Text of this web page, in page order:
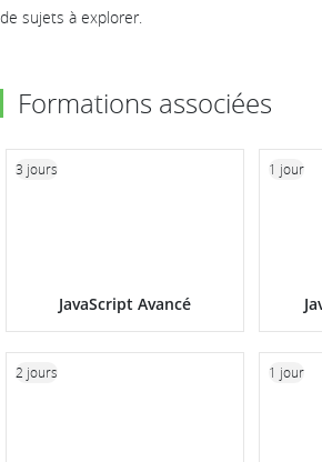
de sujets à explorer.
Formations associées
JavaScript Avancé
3 jours 1 jour
2 jours 1 jour